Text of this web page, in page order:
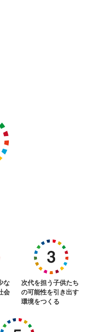
な
会
次代を担う子供たち
の可能性を引き出す
環境をつくる